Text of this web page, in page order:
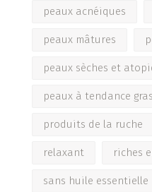
peaux acnéiques
peaux mâtures
peaux sèches et
peaux à tendance
produits de la ruche
relaxant riches
sans huile essentielle